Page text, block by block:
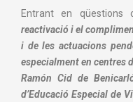
Entrant en qüestions
reactivació i el
i de les actuacions
especialment en centres
Ramón Cid de
d’Educació Especial de